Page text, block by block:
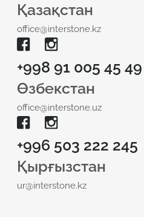
Қазақстан
office@interstone.kz
+998 91 005 45 49
Өзбекстан
office@interstone.uz
+996 503 222 245
Қырғызстан
ur@interstone.kz